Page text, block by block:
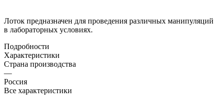
Лоток предназначен для проведения различных манипуляций
в лабораторных условиях.
Подробности
Характеристики
Страна производства
—
Россия
Все характеристики